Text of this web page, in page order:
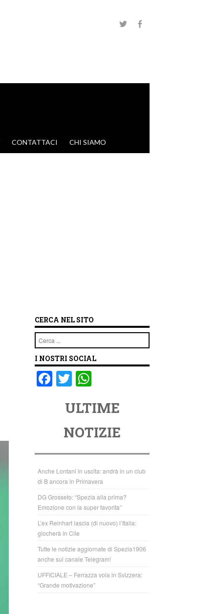
CONTATTACI CHI SIAMO
CERCA NEL SITO
Cerca
I NOSTRI SOCIAL
F
o
o
k
T
tt
er
at
s
A
p
p
ULTIME
NOTIZIE
Anche Lontani in uscita: andrà in un club
di B ancora in Primavera
DG Grosseto: “Spezia alla prima?
Emozione con la super favorita”
L’ex Reinhart lascia (di nuovo) l’Italia:
giocherà in Cile
Tutte le notizie aggiornate di Spezia1906
anche sul canale Telegram!
UFFICIALE – Ferrazza vola in Svizzera:
“Grande motivazione”